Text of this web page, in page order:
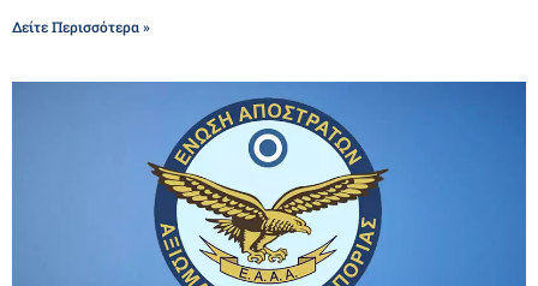
Δείτε Περισσότερα »